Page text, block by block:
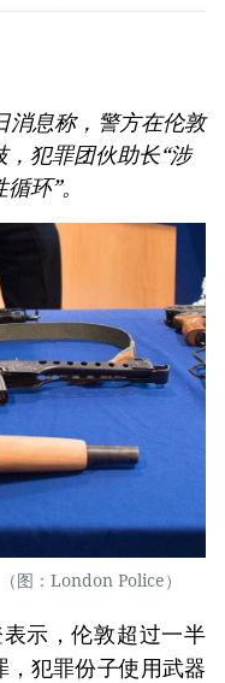
消息称，警方在伦敦
犯罪团伙助长“涉
环”。
图：London Police）
示，伦敦超过一半
，犯罪份子使用武器